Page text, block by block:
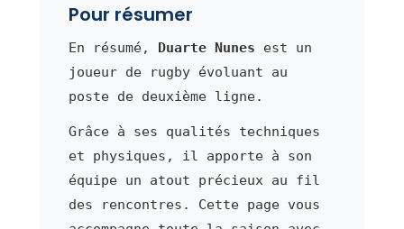
Pour résumer
En résumé, Duarte Nunes est un
joueur de rugby évoluant au
poste de deuxième ligne.
Grâce à ses qualités techniques
et physiques, il apporte à son
équipe un atout précieux au fil
des rencontres. Cette page vous